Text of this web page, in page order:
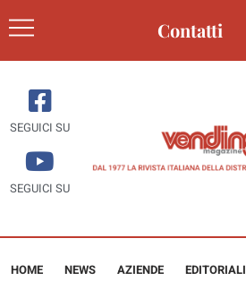
Contatti
SEGUICI SU
SEGUICI SU
HOME NEWS AZIENDE EDITORIALI